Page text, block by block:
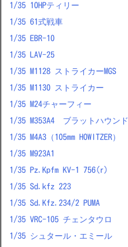
1/35 10HPティリー
1/35 61式戦車
1/35 EBR-10
1/35 LAV-25
1/35 M1128 ストライカーMGS
1/35 M1130 ストライカー
1/35 M24チャーフィー
1/35 M353A4 ブラットハウンド
1/35 M4A3（105mm HOWITZER）
1/35 M923A1
1/35 Pz.Kpfm KV-1 756(r)
1/35 Sd.kfz 223
1/35 Sd.Kfz.234/2 PUMA
1/35 VRC-105 チェンタウロ
1/35 シュタール・エミール